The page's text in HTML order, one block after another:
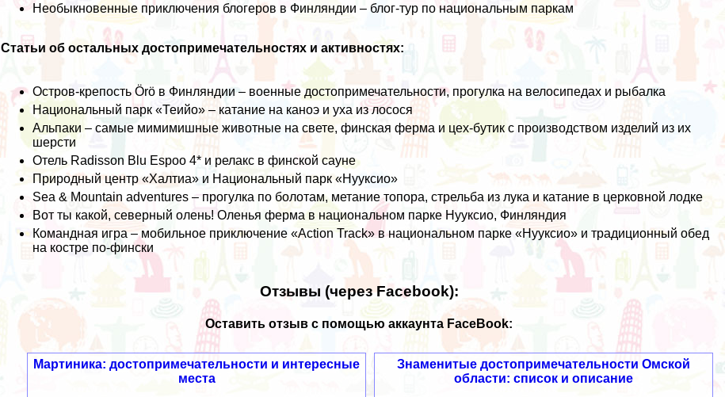
Необыкновенные приключения блогеров в Финляндии – блог-тур по национальным паркам
Статьи об остальных достопримечательностях и активностях:
Остров-крепость Örö в Финляндии – военные достопримечательности, прогулка на велосипедах и рыбалка
Национальный парк «Теийо» – катание на каноэ и уха из лосося
Альпаки – самые мимимишные животные на свете, финская ферма и цех-бутик с производством изделий из их
шерсти
Отель Radisson Blu Espoo 4* и релакс в финской сауне
Природный центр «Халтиа» и Национальный парк «Нууксио»
Sea & Mountain adventures – прогулка по болотам, метание топора, стрельба из лука и катание в церковной лодке
Вот ты какой, северный олень! Оленья ферма в национальном парке Нууксио, Финляндия
Командная игра – мобильное приключение «Action Track» в национальном парке «Нууксио» и традиционный обед
на костре по-фински
Отзывы (через Facebook):
Оставить отзыв с помощью аккаунта FaceBook:
Знаменитые достопримечательности Омской
области: список и описание
Мартиника: достопримечательности и интересные
места